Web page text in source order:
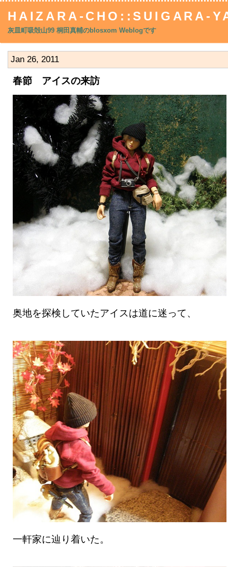
HAIZARA-CHO::SUIGARA-
灰皿町吸殻山99 桐田真輔のblosxom Weblogです
Jan 26, 2011
春節 アイスの来訪
奥地を探検していたアイスは道に迷って、
一軒家に辿り着いた。